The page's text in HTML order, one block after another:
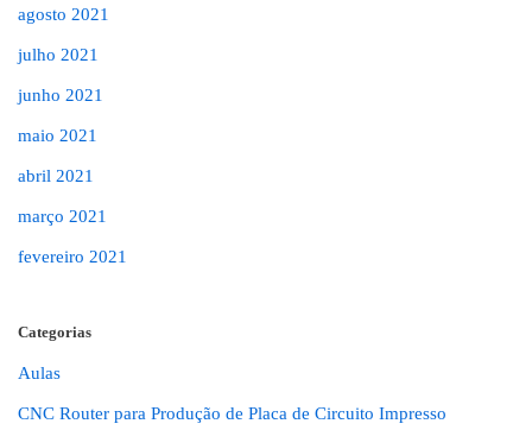
agosto 2021
julho 2021
junho 2021
maio 2021
abril 2021
março 2021
fevereiro 2021
Categorias
Aulas
CNC Router para Produção de Placa de Circuito Impresso